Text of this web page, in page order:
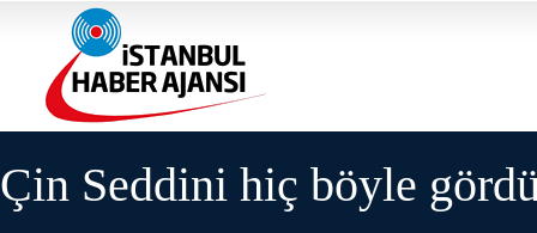
Çin Seddini hiç böyle